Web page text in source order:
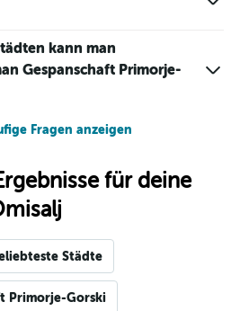
kann man
Gespanschaft Primorje-
Fragen anzeigen
für deine
Städte
Primorje-Gorski